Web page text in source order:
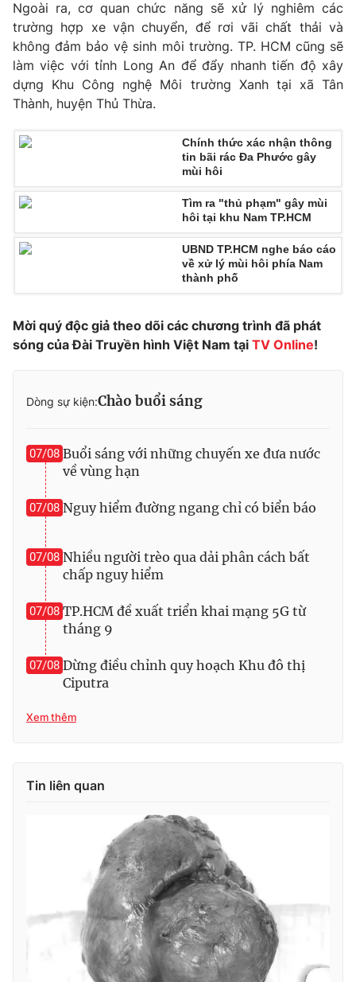
Khán giả
Giải sao mai
Sao
Du lịch
Làm đẹp
Chất lượng cuộc sống
Giáo dục
Tuyển sinh
Học trực tuyến
Công nghệ
Hitech Công nghệ tương lai
Sản phẩm
Tư vấn
Giao lưu trực tuyến
Emagazine Podcast
Photo Infographic
Video Shorts video
Thị trường 24h
VTV4
VTV9
Liên hệ tòa soạn English
Theo dõi báo trên
Đài Truyền hình Việt Nam
Thời báo VTV
Giấy phép hoạt động báo in và báo điện tử số 483/GP-BTTTT
cấp ngày 29/12/2023
Vũ Thanh Thủy
Phó Tổng Biên tập:
Nguyễn Thị Mỹ Hạnh, Phạm Quốc Thắng,
Nguyễn Trọng Ninh
Tổng đài VTV: 024.38 355 931 - 024.38 355 932
Ngoài ra, cơ quan chức năng sẽ xử lý nghiêm các
trường hợp xe vận chuyển, để rơi vãi chất thải và
không đảm bảo vệ sinh môi trường. TP. HCM cũng sẽ
làm việc với tỉnh Long An để đẩy nhanh tiến độ xây
dựng Khu Công nghệ Môi trường Xanh tại xã Tân
Thành, huyện Thủ Thừa.
Chính thức xác nhận thông
tin bãi rác Đa Phước gây
mùi hôi
Tìm ra "thủ phạm" gây mùi
hôi tại khu Nam TP.HCM
UBND TP.HCM nghe báo cáo
về xử lý mùi hôi phía Nam
thành phố
Mời quý độc giả theo dõi các chương trình đã phát
sóng của Đài Truyền hình Việt Nam tại TV Online!
Dòng sự kiện:Chào buổi sáng
07/08 Buổi sáng với những chuyến xe đưa nước
về vùng hạn
07/08 Nguy hiểm đường ngang chỉ có biển báo
07/08 Nhiều người trèo qua dải phân cách bất
chấp nguy hiểm
07/08 TP.HCM đề xuất triển khai mạng 5G từ
tháng 9
07/08 Dừng điều chỉnh quy hoạch Khu đô thị
Ciputra
Xem thêm
Tin liên quan